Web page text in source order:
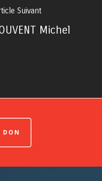
Suivant
Michel
DON